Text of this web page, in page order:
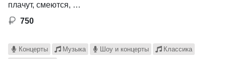
плачут, смеются, …
750
Концерты Музыка Шоу и концерты
Классика